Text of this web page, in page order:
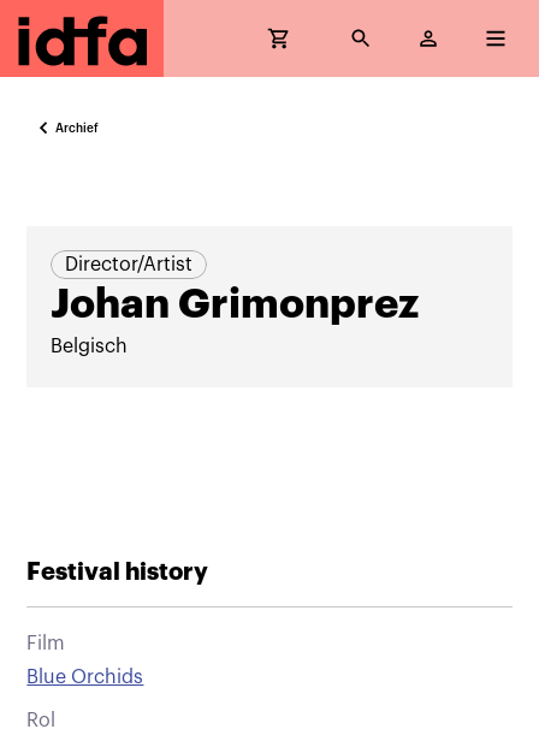
Archief
Director/Artist
Johan Grimonprez
Belgisch
Festival history
Film
Blue Orchids
Rol